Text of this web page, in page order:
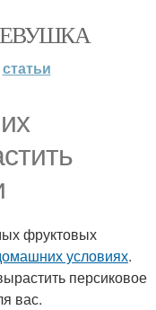
статьи
фруктовых
условиях.
персиковое
вас.